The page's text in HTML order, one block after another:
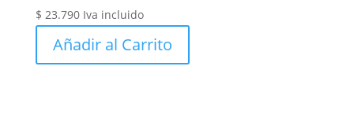
$ 23.790 Iva incluido
Añadir al Carrito